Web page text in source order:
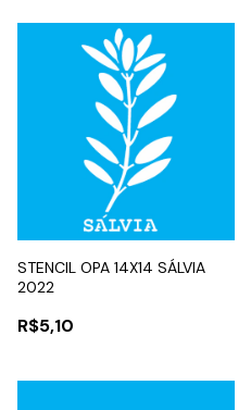
STENCIL OPA 14X14 SÁLVIA
2022
R$5,10